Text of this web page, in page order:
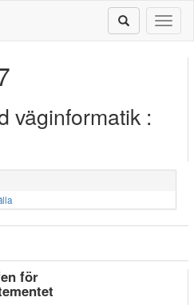
väginformatik :
för